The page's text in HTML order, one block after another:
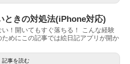
ときの対処法(iPhone対応)
！開いてもすぐ落ちる！ こんな経験
めにこの記事では絵日記アプリが開か
記事を読む